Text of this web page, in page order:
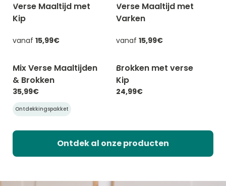
-20% met CATCHEF20
Verse Maaltijd met
Kip
vanaf 15,99€
-20% met CATCHEF20
Verse Maaltijd met
Varken
vanaf 15,99€
-20% met CATCHEF20
Mix Verse Maaltijden
& Brokken
35,99€
Ontdekkingspakket
-20% met CATCHEF20
Brokken met verse
Kip
24,99€
Ontdek al onze producten